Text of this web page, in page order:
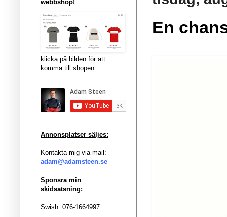
En
webbshop!
klicka på bilden för att
komma till shopen
Annonsplatser säljes:
Kontakta mig via mail:
adam@adamsteen.se
Sponsra min
skidsatsning:
Swish: 076-1664997